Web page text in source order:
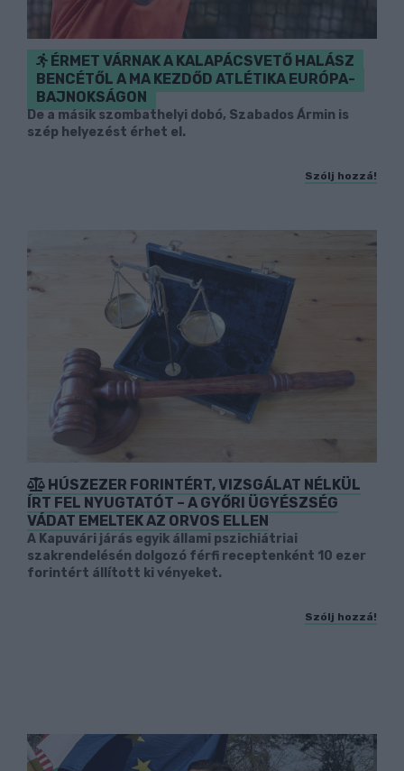
ÉRMET VÁRNAK A KALAPÁCSVETŐ HALÁSZ
BENCÉTŐL A MA KEZDŐD ATLÉTIKA EURÓPA-
BAJNOKSÁGON
De a másik szombathelyi dobó, Szabados Ármin is
szép helyezést érhet el.
Szólj hozzá!
HÚSZEZER FORINTÉRT, VIZSGÁLAT NÉLKÜL
ÍRT FEL NYUGTATÓT – A GYŐRI ÜGYÉSZSÉG
VÁDAT EMELTEK AZ ORVOS ELLEN
A Kapuvári járás egyik állami pszichiátriai
szakrendelésén dolgozó férfi receptenként 10 ezer
forintért állított ki vényeket.
Szólj hozzá!